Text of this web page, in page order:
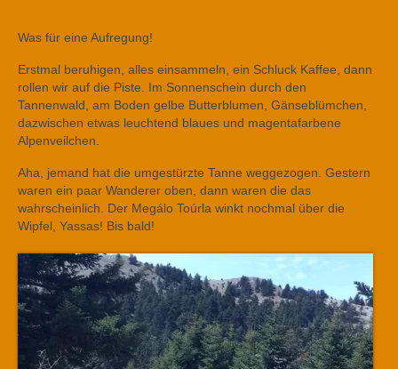
Was für eine Aufregung!
Erstmal beruhigen, alles einsammeln, ein Schluck Kaffee, dann
rollen wir auf die Piste. Im Sonnenschein durch den
Tannenwald, am Boden gelbe Butterblumen, Gänseblümchen,
dazwischen etwas leuchtend blaues und magentafarbene
Alpenveilchen.
Aha, jemand hat die umgestürzte Tanne weggezogen. Gestern
waren ein paar Wanderer oben, dann waren die das
wahrscheinlich. Der Megálo Toúrla winkt nochmal über die
Wipfel, Yassas! Bis bald!